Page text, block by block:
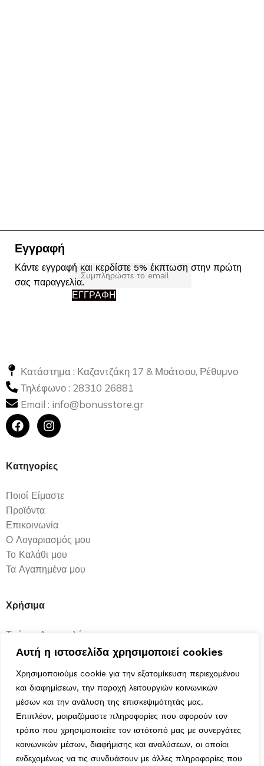
Αυτή η ιστοσελίδα χρησιμοποιεί cookies
Χρησιμοποιούμε cookie για την εξατομίκευση περιεχομένου
και διαφημίσεων, την παροχή λειτουργιών κοινωνικών
μέσων και την ανάλυση της επισκεψιμότητάς μας.
Επιπλέον, μοιραζόμαστε πληροφορίες που αφορούν τον
τρόπο που χρησιμοποιείτε τον ιστότοπό μας με συνεργάτες
κοινωνικών μέσων, διαφήμισης και αναλύσεων, οι οποίοι
ενδεχομένως να τις συνδυάσουν με άλλες πληροφορίες που
Εγγραφή
Κάντε εγγραφή και κερδίστε 5% έκπτωση στην πρώτη
σας παραγγελία.
ΕΓΓΡΑΦΗ
Κατάστημα : Καζαντζάκη 17 & Μοάτσου, Ρέθυμνο
Τηλέφωνο : 28310 26881
Email : info@bonusstore.gr
Κατηγορίες
Ποιοί Είμαστε
Προϊόντα
Επικοινωνία
Ο Λογαριασμός μου
Το Καλάθι μου
Τα Αγαπημένα μου
Χρήσιμα
Τρόποι Αποστολής
Μέθοδοι Πληρωμής
Ασφάλεια Συναλλαγών
Όροι & Προϋποθέσεις
Αναζήτηση Αποστολής
Ωράριο Λειτουργίας